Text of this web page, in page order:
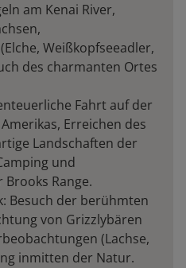
am Kenai River,
Weißkopfseeadler,
des charmanten Ortes
Fahrt auf der
Erreichen des
Landschaften der
und
Range.
Besuch der berühmten
von Grizzlybären
(Lachse,
inmitten der Natur.